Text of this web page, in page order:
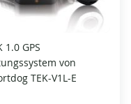
1.0 GPS
von
TEK-V1L-E